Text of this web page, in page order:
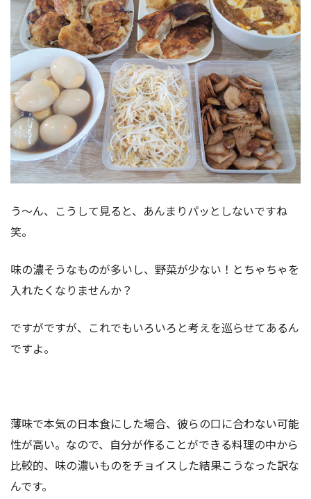
う～ん、こうして見ると、あんまりパッとしないですね
笑。
味の濃そうなものが多いし、野菜が少ない！とちゃちゃを
入れたくなりませんか？
ですがですが、これでもいろいろと考えを巡らせてあるん
ですよ。
薄味で本気の日本食にした場合、彼らの口に合わない可能
性が高い。なので、自分が作ることができる料理の中から
比較的、味の濃いものをチョイスした結果こうなった訳な
んです。